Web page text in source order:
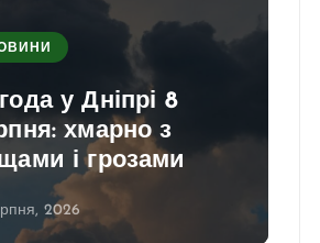
у Дніпрі 8
хмарно з
і грозами
2026